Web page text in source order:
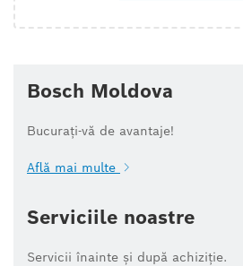
Bosch Moldova
Bucurați-vă de avantaje!
Află mai multe
Serviciile noastre
Servicii înainte și după achiziție.